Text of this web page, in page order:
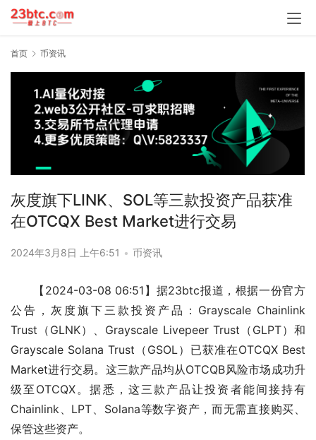
首页 币资讯
灰度旗下LINK、SOL等三款投资产品获准
在OTCQX Best Market进行交易
2024年3月8日 上午6:51 • 币资讯
【2024-03-08 06:51】据23btc报道，根据一份官方
公告，灰度旗下三款投资产品：Grayscale Chainlink
Trust（GLNK）、Grayscale Livepeer Trust（GLPT）和
Grayscale Solana Trust（GSOL）已获准在OTCQX Best
Market进行交易。这三款产品均从OTCQB风险市场成功升
级至OTCQX。据悉，这三款产品让投资者能间接持有
Chainlink、LPT、Solana等数字资产，而无需直接购买、
保管这些资产。